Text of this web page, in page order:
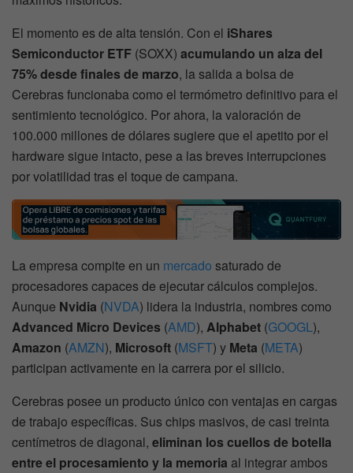
El momento es de alta tensión. Con el iShares
Semiconductor ETF (SOXX) acumulando un alza del
75% desde finales de marzo, la salida a bolsa de
Cerebras funcionaba como el termómetro definitivo para el
sentimiento tecnológico. Por ahora, la valoración de
100.000 millones de dólares sugiere que el apetito por el
hardware sigue intacto, pese a las breves interrupciones
por volatilidad tras el toque de campana.
La empresa compite en un mercado saturado de
procesadores capaces de ejecutar cálculos complejos.
Aunque Nvidia (NVDA) lidera la industria, nombres como
Advanced Micro Devices (AMD), Alphabet (GOOGL),
Amazon (AMZN), Microsoft (MSFT) y Meta (META)
participan activamente en la carrera por el silicio.
Cerebras posee un producto único con ventajas en cargas
de trabajo específicas. Sus chips masivos, de casi treinta
centímetros de diagonal, eliminan los cuellos de botella
entre el procesamiento y la memoria al integrar ambos